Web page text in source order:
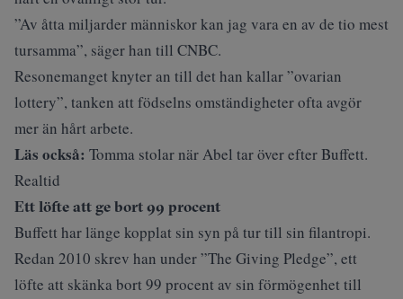
”Av åtta miljarder människor kan jag vara en av de tio mest
tursamma”, säger han till CNBC.
Resonemanget knyter an till det han kallar ”ovarian
lottery”, tanken att födselns omständigheter ofta avgör
mer än hårt arbete.
Läs också: Tomma stolar när Abel tar över efter Buffett.
Realtid
Ett löfte att ge bort 99 procent
Buffett har länge kopplat sin syn på tur till sin filantropi.
Redan 2010 skrev han under ”The Giving Pledge”, ett
löfte att skänka bort 99 procent av sin förmögenhet till